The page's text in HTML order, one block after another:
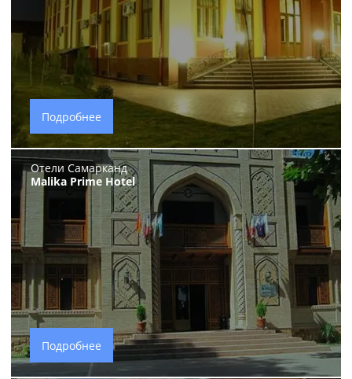
Подробнее
Отели Самарканд
Malika Prime Hotel
Подробнее